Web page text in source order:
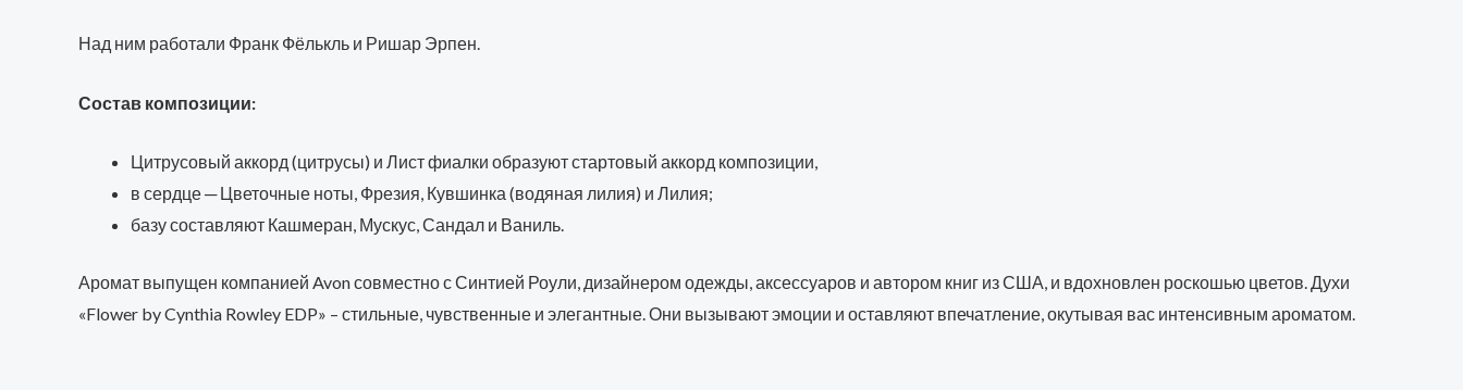
Над ним работали Франк Фёлькль и Ришар Эрпен.
Состав композиции:
Цитрусовый аккорд (цитрусы) и Лист фиалки образуют стартовый аккорд композиции,
в сердце ─ Цветочные ноты, Фрезия, Кувшинка (водяная лилия) и Лилия;
базу составляют Кашмеран, Мускус, Сандал и Ваниль.
Аромат выпущен компанией Avon совместно с Синтией Роули, дизайнером одежды, аксессуаров и автором книг из США, и вдохновлен роскошью цветов. Духи
«Flower by Cynthia Rowley EDP» – стильные, чувственные и элегантные. Они вызывают эмоции и оставляют впечатление, окутывая вас интенсивным ароматом.